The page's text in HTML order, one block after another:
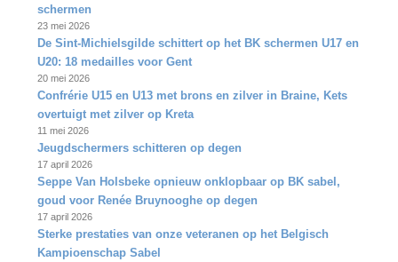
schermen
23 mei 2026
De Sint‑Michielsgilde schittert op het BK schermen U17 en
U20: 18 medailles voor Gent
20 mei 2026
Confrérie U15 en U13 met brons en zilver in Braine, Kets
overtuigt met zilver op Kreta
11 mei 2026
Jeugdschermers schitteren op degen
17 april 2026
Seppe Van Holsbeke opnieuw onklopbaar op BK sabel,
goud voor Renée Bruynooghe op degen
17 april 2026
Sterke prestaties van onze veteranen op het Belgisch
Kampioenschap Sabel